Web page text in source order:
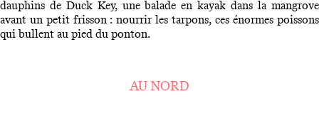
dauphins de Duck Key, une balade en kayak dans la mangrove
avant un petit frisson : nourrir les tarpons, ces énormes poissons
qui bullent au pied du ponton.
AU NORD